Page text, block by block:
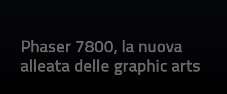
Phaser 7800, la nuova
alleata delle graphic arts